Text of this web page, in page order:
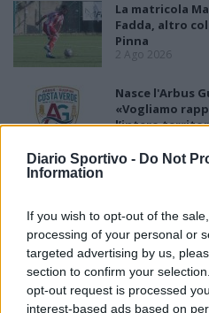
Diario Sportivo - Do Not
Information
If you wish to opt-out of the
processing of your personal or
targeted advertising by us,
section to confirm your
opt-out request is processed
interest-based ads based on
La matricola
Fadda, altro
Pinna
2 Ago 2026
Nasce l'Arbus
«Vogliamo
l’intero